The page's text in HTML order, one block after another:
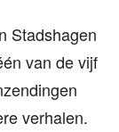
Stadshagen
van de vijf
verhalen.